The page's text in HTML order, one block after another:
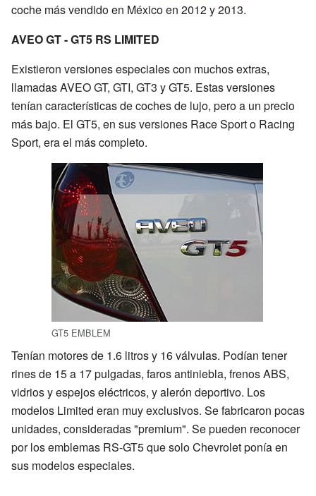
coche más vendido en México en 2012 y 2013.
AVEO GT - GT5 RS LIMITED
Existieron versiones especiales con muchos extras,
llamadas AVEO GT, GTI, GT3 y GT5. Estas versiones
tenían características de coches de lujo, pero a un precio
más bajo. El GT5, en sus versiones Race Sport o Racing
Sport, era el más completo.
GT5 EMBLEM
Tenían motores de 1.6 litros y 16 válvulas. Podían tener
rines de 15 a 17 pulgadas, faros antiniebla, frenos ABS,
vidrios y espejos eléctricos, y alerón deportivo. Los
modelos Limited eran muy exclusivos. Se fabricaron pocas
unidades, consideradas "premium". Se pueden reconocer
por los emblemas RS-GT5 que solo Chevrolet ponía en
sus modelos especiales.